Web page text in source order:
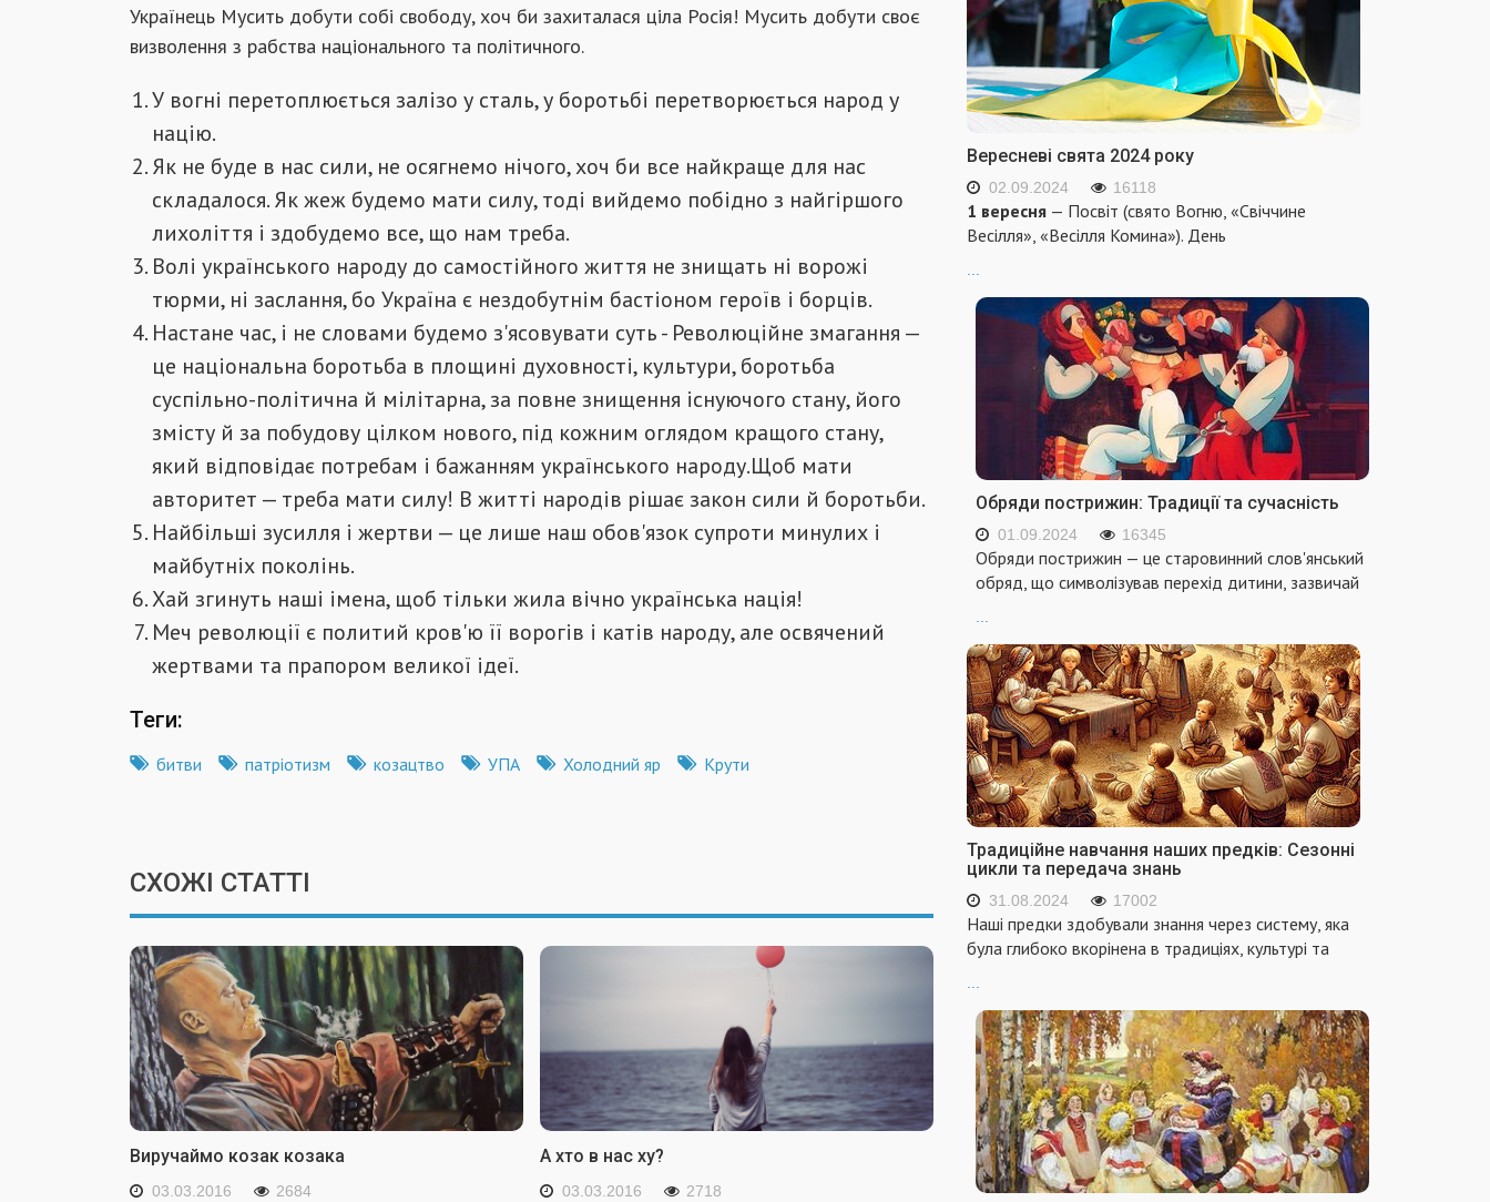
Українець Мусить добути собі свободу, хоч би захиталася ціла Росія! Мусить добути своє
визволення з рабства національного та політичного.
У вогні перетоплюється залізо у сталь, у боротьбі перетворюється народ у
націю.
Як не буде в нас сили, не осягнемо нічого, хоч би все найкраще для нас
складалося. Як жеж будемо мати силу, тоді вийдемо побідно з найгіршого
лихоліття і здобудемо все, що нам треба.
Волі українського народу до самостійного життя не знищать ні ворожі
тюрми, ні заслання, бо Україна є нездобутнім бастіоном героїв і борців.
Настане час, і не словами будемо з'ясовувати суть - Революційне змагання —
це національна боротьба в площині духовності, культури, боротьба
суспільно-політична й мілітарна, за повне знищення існуючого стану, його
змісту й за побудову цілком нового, під кожним оглядом кращого стану,
який відповідає потребам і бажанням українського народу.Щоб мати
авторитет — треба мати силу! В житті народів рішає закон сили й боротьби.
Найбільші зусилля і жертви — це лише наш обов'язок супроти минулих і
майбутніх поколінь.
Хай згинуть наші імена, щоб тільки жила вічно українська нація!
Меч революції є политий кров'ю її ворогів і катів народу, але освячений
жертвами та прапором великої ідеї.
Теги:
битви патріотизм козацтво УПА Холодний яр Крути
СХОЖІ СТАТТІ
Виручаймо козак козака
03.03.2016 2684
А хто в нас ху?
03.03.2016 2718
Вересневі свята 2024 року
02.09.2024 16118
1 вересня — Посвіт (свято Вогню, «Свіччине
Весілля», «Весілля Комина»). День
...
Обряди пострижин: Традиції та сучасність
01.09.2024 16345
Обряди пострижин — це старовинний слов'янський
обряд, що символізував перехід дитини, зазвичай
...
Традиційне навчання наших предків: Сезонні
цикли та передача знань
31.08.2024 17002
Наші предки здобували знання через систему, яка
була глибоко вкорінена в традиціях, культурі та
...